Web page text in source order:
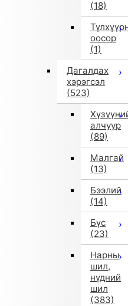
(18)
оосор
(1)
Дагалдах
хэрэгсэл
(523)
алчуур
(89)
Малгай
(13)
Бээлий
(14)
Бүс
(23)
Нарны
шил,
нүдний
шил
(383)